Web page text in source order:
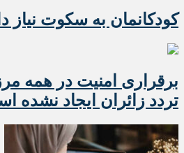
کودکانمان به سکوت نیاز
برقراری امنیت در همه
تردد زائران ایجاد نشده